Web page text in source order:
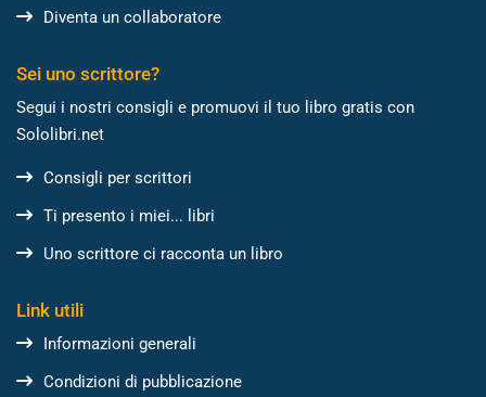
Diventa un collaboratore
Sei uno scrittore?
Segui i nostri consigli e promuovi il tuo libro gratis con
Sololibri.net
Consigli per scrittori
Ti presento i miei... libri
Uno scrittore ci racconta un libro
Link utili
Informazioni generali
Condizioni di pubblicazione